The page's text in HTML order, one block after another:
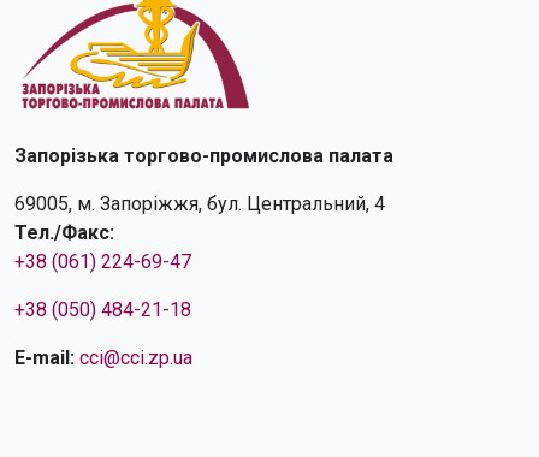
Запорізька торгово-промислова палата
69005, м. Запоріжжя, бул. Центральний, 4
Тел./Факс:
+38 (061) 224-69-47
+38 (050) 484-21-18
E-mail: cci@cci.zp.ua